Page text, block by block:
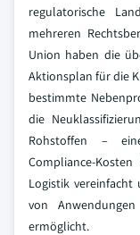
regulatorische
mehreren
Union haben die
Aktionsplan für die
bestimmte
die
Rohstoffen –
Compliance-
Logistik
von
ermöglicht.